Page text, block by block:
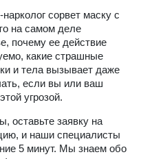
сорвет маску с
на самом деле
почему ее действие
какие страшные
и тела вызывает даже
если вы или ваш
угрозой.
оставьте заявку на
и наши специалисты
5 минут. Мы знаем обо